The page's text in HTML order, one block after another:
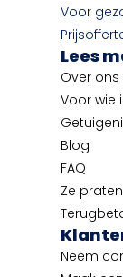
Voor
Lees
Over ons
Voor wie
Blog
FAQ
Ze
Neem